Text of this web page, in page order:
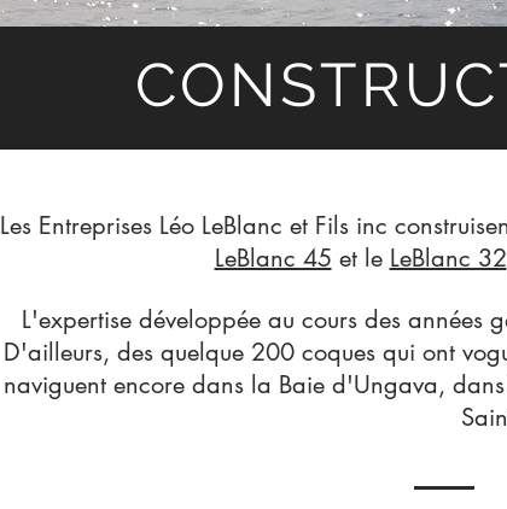
Les Entreprises Léo LeBlanc et Fils inc
LeBlanc 45 et le LeBlanc 32
L'expertise développée au cours des
D'ailleurs, des quelque 200 coques qui ont
naviguent encore dans la Baie d'Ungava,